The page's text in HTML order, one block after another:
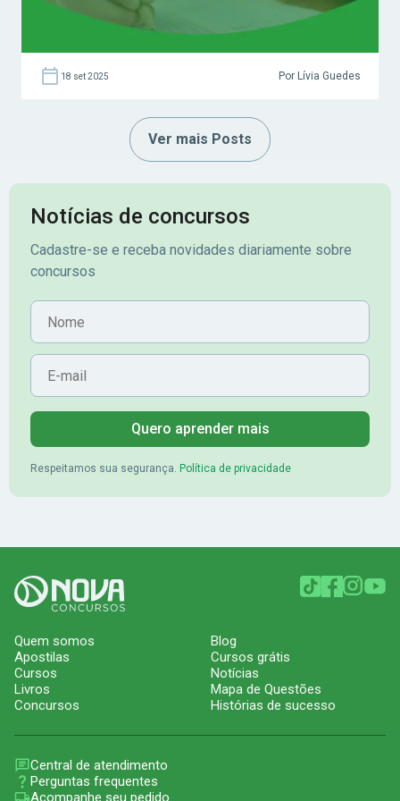
18 set 2025 Por Lívia Guedes
Ver mais Posts
Notícias de concursos
Cadastre-se e receba novidades diariamente sobre
concursos
Nome
E-mail
Quero aprender mais
Respeitamos sua segurança. Política de privacidade
Quem somos
Apostilas
Cursos
Livros
Concursos
Blog
Cursos grátis
Notícias
Mapa de Questões
Histórias de sucesso
Central de atendimento
Perguntas frequentes
Acompanhe seu pedido